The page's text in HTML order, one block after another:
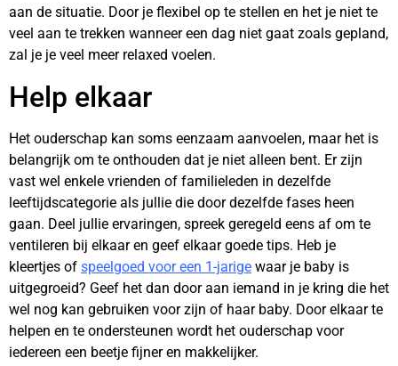
aan de situatie. Door je flexibel op te stellen en het je niet te
veel aan te trekken wanneer een dag niet gaat zoals gepland,
zal je je veel meer relaxed voelen.
Help elkaar
Het ouderschap kan soms eenzaam aanvoelen, maar het is
belangrijk om te onthouden dat je niet alleen bent. Er zijn
vast wel enkele vrienden of familieleden in dezelfde
leeftijdscategorie als jullie die door dezelfde fases heen
gaan. Deel jullie ervaringen, spreek geregeld eens af om te
ventileren bij elkaar en geef elkaar goede tips. Heb je
kleertjes of speelgoed voor een 1-jarige waar je baby is
uitgegroeid? Geef het dan door aan iemand in je kring die het
wel nog kan gebruiken voor zijn of haar baby. Door elkaar te
helpen en te ondersteunen wordt het ouderschap voor
iedereen een beetje fijner en makkelijker.